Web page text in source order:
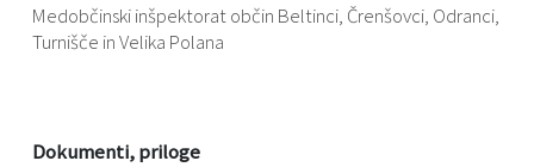
Medobčinski inšpektorat občin Beltinci, Črenšovci, Odranci,
Turnišče in Velika Polana
Dokumenti, priloge